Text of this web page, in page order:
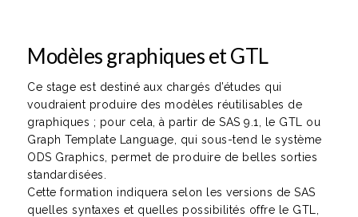
Modèles graphiques et GTL
Ce stage est destiné aux chargés d’études qui
voudraient produire des modèles réutilisables de
graphiques ; pour cela, à partir de SAS 9.1, le GTL ou
Graph Template Language, qui sous-tend le système
ODS Graphics, permet de produire de belles sorties
standardisées.
Cette formation indiquera selon les versions de SAS
quelles syntaxes et quelles possibilités offre le GTL,